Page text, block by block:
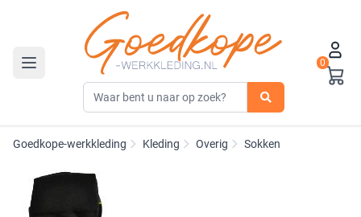
Toggle navigation
0
Goedkope-werkkleding Kleding Overig Sokken